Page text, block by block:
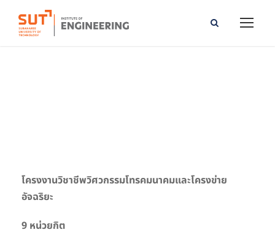
โครงงานวิชาชีพวิศวกรรมโทรคมนาคมและโครงข่าย
อัจฉริยะ
9 หน่วยกิต